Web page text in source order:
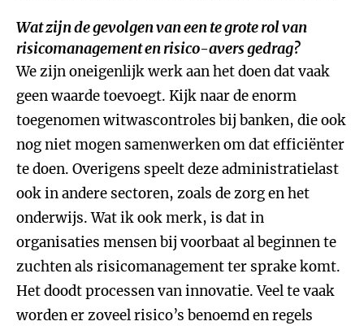
Wat zijn de gevolgen van een te grote rol van
risicomanagement en risico-avers gedrag?
We zijn oneigenlijk werk aan het doen dat vaak
geen waarde toevoegt. Kijk naar de enorm
toegenomen witwascontroles bij banken, die ook
nog niet mogen samenwerken om dat efficiënter
te doen. Overigens speelt deze administratielast
ook in andere sectoren, zoals de zorg en het
onderwijs. Wat ik ook merk, is dat in
organisaties mensen bij voorbaat al beginnen te
zuchten als risicomanagement ter sprake komt.
Het doodt processen van innovatie. Veel te vaak
worden er zoveel risico’s benoemd en regels